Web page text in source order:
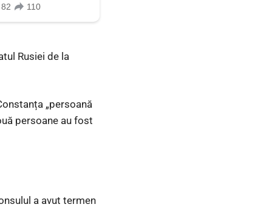
Rusiei de la
„persoană
persoane au fost
a avut termen